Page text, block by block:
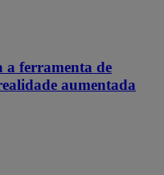
a ferramenta de
aumentada